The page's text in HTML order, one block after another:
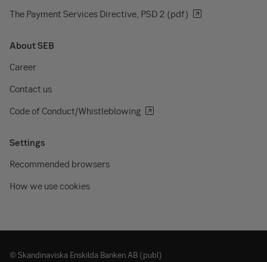
The Payment Services Directive, PSD 2 (pdf)
About SEB
Career
Contact us
Code of Conduct/Whistleblowing
Settings
Recommended browsers
How we use cookies
© Skandinaviska Enskilda Banken AB (publ)